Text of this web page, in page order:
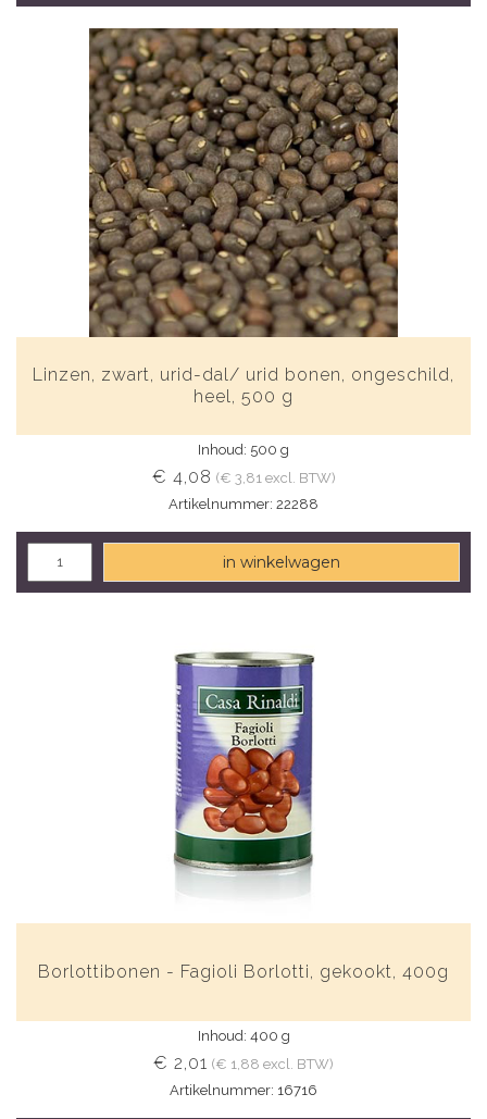
Linzen, zwart, urid-dal/ urid bonen, ongeschild,
heel, 500 g
Inhoud: 500 g
€ 4,08 (€ 3,81 excl. BTW)
Artikelnummer: 22288
in winkelwagen
Borlottibonen - Fagioli Borlotti, gekookt, 400g
Inhoud: 400 g
€ 2,01 (€ 1,88 excl. BTW)
Artikelnummer: 16716